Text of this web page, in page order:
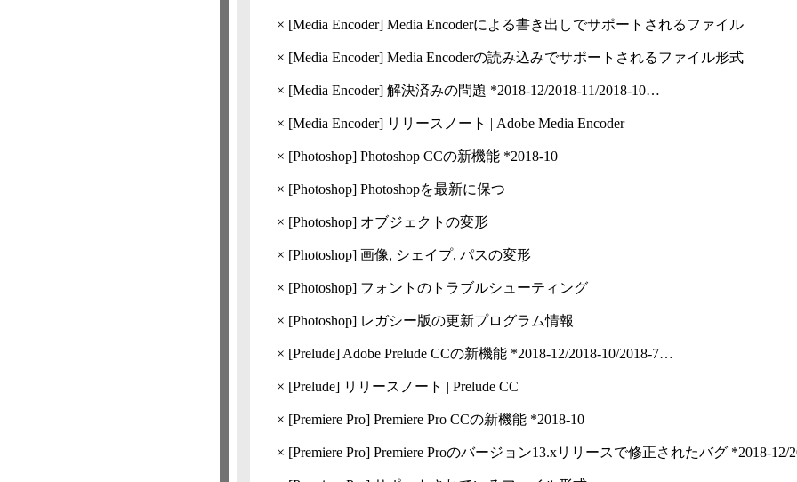
× [Media Encoder] Media Encoderによる書き出しでサポートされるファイル
× [Media Encoder] Media Encoderの読み込みでサポートされるファイル形式
× [Media Encoder] 解決済みの問題 *2018-12/​2018-11/​2018-10…
× [Media Encoder] リリースノート | Adobe Media Encoder
× [Photoshop] Photoshop CCの新機能 *2018-10
× [Photoshop] Photoshopを最新に保つ
× [Photoshop] オブジェクトの変形
× [Photoshop] 画像, シェイプ, パスの変形
× [Photoshop] フォントのトラブルシューティング
× [Photoshop] レガシー版の更新プログラム情報
× [Prelude] Adobe Prelude CCの新機能 *2018-12/​2018-10/​2018-7…
× [Prelude] リリースノート | Prelude CC
× [Premiere Pro] Premiere Pro CCの新機能 *2018-10
× [Premiere Pro] Premiere Proのバージョン13.xリリースで修正されたバグ *2018-12/​